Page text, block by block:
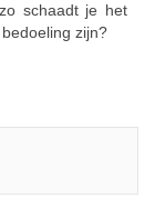
schaadt je het
zijn?